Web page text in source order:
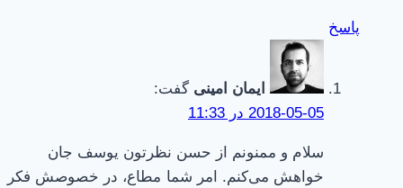
پاسخ
ایمان امینی گفت:
2018-05-05 در 11:33
سلام و ممنونم از حسن نظرتون یوسف جان
خواهش می‌کنم. امر شما مطاع، در خصوصش فکر